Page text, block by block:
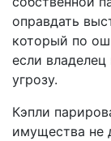
оправдать
который по
если
угрозу.
Кэпли
имущества не